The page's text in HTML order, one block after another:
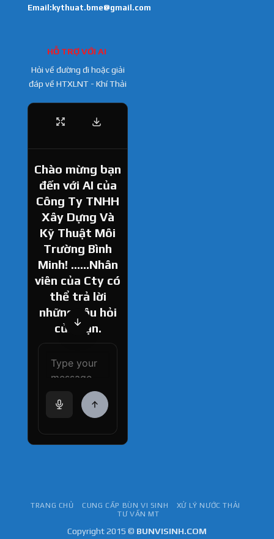
Email:kythuat.bme@gmail.com
HỖ TRỢ VỚI AI
Hỏi về đường đi hoặc giải
đáp về HTXLNT - Khí Thải
Chào mừng bạn
đến với AI của
Công Ty TNHH
Xây Dựng Và
Kỹ Thuật Môi
Trường Bình
Minh! ......Nhân
viên của Cty có
thể trả lời
những câu hỏi
của bạn.
How can I help
you today?
TRANG CHỦ CUNG CẤP BÙN VI SINH
XỬ LÝ NƯỚC THẢI
TƯ VẤN MT
Copyright 2015 © BUNVISINH.COM